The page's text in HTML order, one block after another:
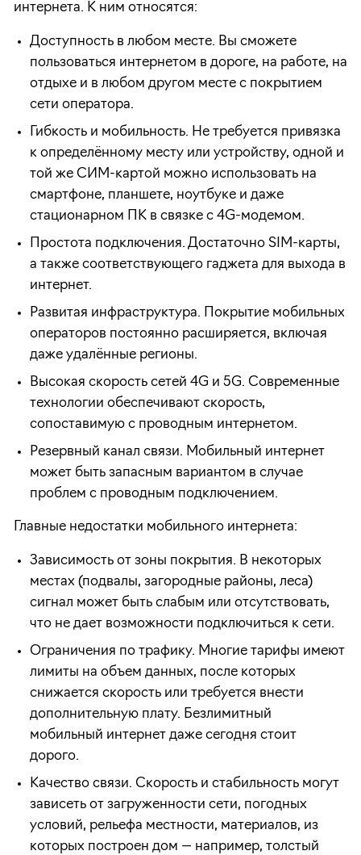
интернета. К ним относятся:
Доступность в любом месте. Вы сможете
пользоваться интернетом в дороге, на работе, на
отдыхе и в любом другом месте с покрытием
сети оператора.
Гибкость и мобильность. Не требуется привязка
к определённому месту или устройству, одной и
той же СИМ-картой можно использовать на
смартфоне, планшете, ноутбуке и даже
стационарном ПК в связке с 4G-модемом.
Простота подключения. Достаточно SIM-карты,
а также соответствующего гаджета для выхода в
интернет.
Развитая инфраструктура. Покрытие мобильных
операторов постоянно расширяется, включая
даже удалённые регионы.
Высокая скорость сетей 4G и 5G. Современные
технологии обеспечивают скорость,
сопоставимую с проводным интернетом.
Резервный канал связи. Мобильный интернет
может быть запасным вариантом в случае
проблем с проводным подключением.
Главные недостатки мобильного интернета:
Зависимость от зоны покрытия. В некоторых
местах (подвалы, загородные районы, леса)
сигнал может быть слабым или отсутствовать,
что не дает возможности подключиться к сети.
Ограничения по трафику. Многие тарифы имеют
лимиты на объем данных, после которых
снижается скорость или требуется внести
дополнительную плату. Безлимитный
мобильный интернет даже сегодня стоит
дорого.
Качество связи. Скорость и стабильность могут
зависеть от загруженности сети, погодных
условий, рельефа местности, материалов, из
которых построен дом — например, толстый